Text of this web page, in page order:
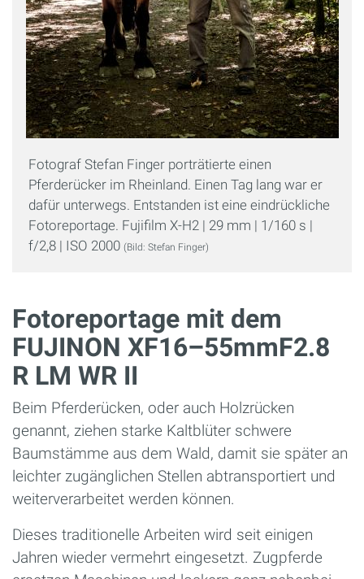
Fotograf Stefan Finger porträtierte einen
Pferderücker im Rheinland. Einen Tag lang war er
dafür unterwegs. Entstanden ist eine eindrückliche
Fotoreportage. Fujifilm X-H2 | 29 mm | 1/160 s |
f/2,8 | ISO 2000 (Bild: Stefan Finger)
Fotoreportage mit dem
FUJINON XF16–55mmF2.8
R LM WR II
Beim Pferderücken, oder auch Holzrücken
genannt, ziehen starke Kaltblüter schwere
Baumstämme aus dem Wald, damit sie später an
leichter zugänglichen Stellen abtransportiert und
weiterverarbeitet werden können.
Dieses traditionelle Arbeiten wird seit einigen
Jahren wieder vermehrt eingesetzt. Zugpferde